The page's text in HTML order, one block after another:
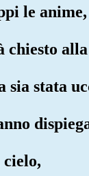
le anime,
chiesto
sia stata